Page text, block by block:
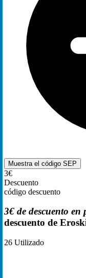
Muestra el código SEP
3€
Descuento
código descuento
3€ de descuento
descuento de
26 Utilizado